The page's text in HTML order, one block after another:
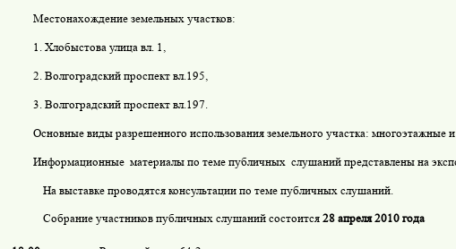
Местонахождение земельных участков:
1. Хлобыстова улица вл. 1,
2. Волгоградский проспект вл.195,
3. Волгоградский проспект вл.197.
Основные виды разрешенного использования земельного участка: многоэтажные
Информационные материалы по теме публичных слушаний представлены на
На выставке проводятся консультации по теме публичных слушаний.
Собрание участников публичных слушаний состоится28 апреля 2010 года